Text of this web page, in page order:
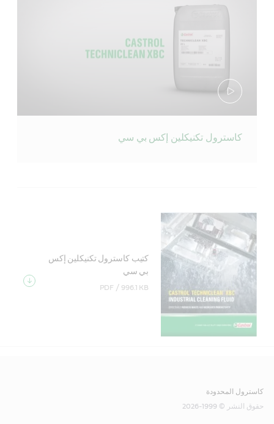
كاسترول تكنيكلين إكس بي سي
كتيب كاسترول تكنيكلين إكس
بي سي
PDF / 996.1 KB
كاسترول المحدودة
حقوق النشر © 1999-2026